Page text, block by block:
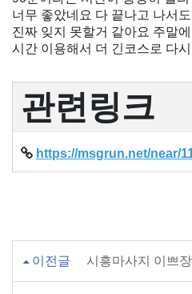
너무 좋았네요 다 끝나고 나서
진짜 잊지 못할거 같아요 주말
시간 이용해서 더 긴코스로 다
관련링크
https://msgrun.net/near/
이전글 시흥마사지 이쁘